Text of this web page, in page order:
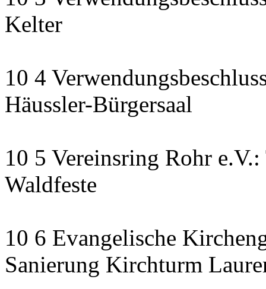
Kelter
10 4
Häussler-Bürgersaal
10 5 Vereinsring Rohr
Waldfeste
10 6 Evangelische
Sanierung Kirchturm